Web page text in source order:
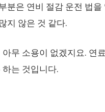
분은 연비 절감 운전 법
지 않은 것 같다.
무 소용이 없겠지요. 연
는 것입니다.